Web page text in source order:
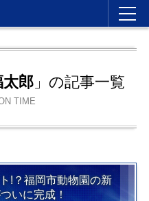
郎」の記事一覧
TIME
!？福岡市動物園の新
いに完成！